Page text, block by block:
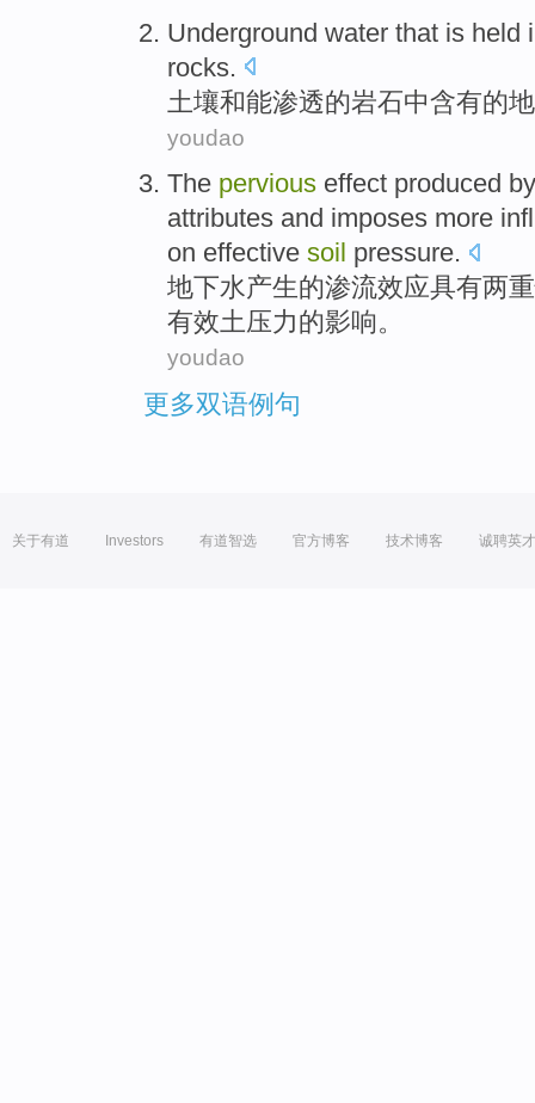
Underground water that is held
rocks.
土壤和能渗透的岩石中含有的
youdao
The pervious effect produced by
attributes and imposes more
on effective soil pressure.
地下水产生的渗流效应具有两
有效土压力的影响。
youdao
更多双语例句
关于有道 Investors 有道智选 官方博客 技术博客 诚聘英才